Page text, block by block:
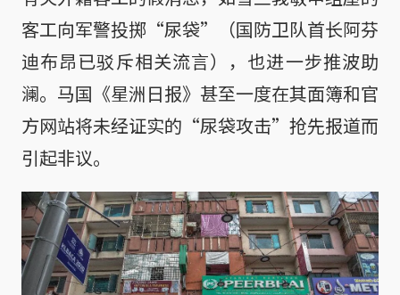
客工向军警投掷“尿袋”（国防卫队首长阿芬
迪布昂已驳斥相关流言），也进一步推波助
澜。马国《星洲日报》甚至一度在其面簿和官
方网站将未经证实的“尿袋攻击”抢先报道而
引起非议。